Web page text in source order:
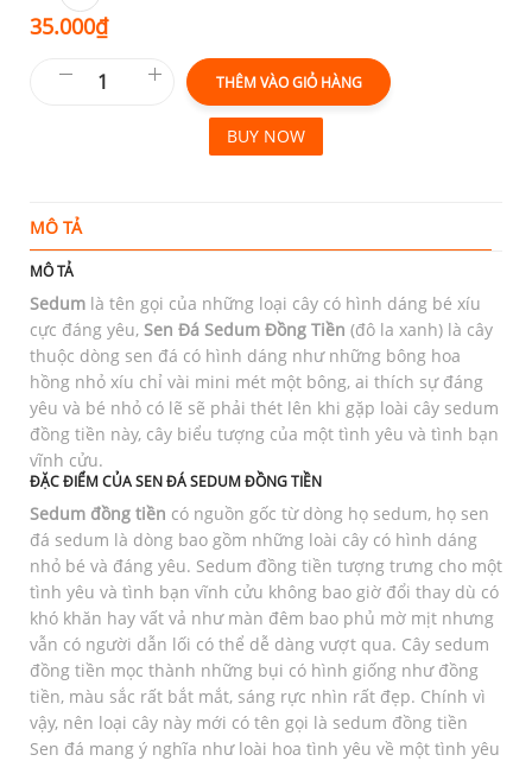
35.000₫
THÊM VÀO GIỎ HÀNG
BUY NOW
MÔ TẢ
MÔ TẢ
Sedum là tên gọi của những loại cây có hình dáng bé xíu
cực đáng yêu, Sen Đá Sedum Đồng Tiền (đô la xanh) là cây
thuộc dòng sen đá có hình dáng như những bông hoa
hồng nhỏ xíu chỉ vài mini mét một bông, ai thích sự đáng
yêu và bé nhỏ có lẽ sẽ phải thét lên khi gặp loài cây sedum
đồng tiền này, cây biểu tượng của một tình yêu và tình bạn
vĩnh cửu.
ĐẶC ĐIỂM CỦA SEN ĐÁ SEDUM ĐỒNG TIỀN
Sedum đồng tiền có nguồn gốc từ dòng họ sedum, họ sen
đá sedum là dòng bao gồm những loài cây có hình dáng
nhỏ bé và đáng yêu. Sedum đồng tiền tượng trưng cho một
tình yêu và tình bạn vĩnh cửu không bao giờ đổi thay dù có
khó khăn hay vất vả như màn đêm bao phủ mờ mịt nhưng
vẫn có người dẫn lối có thể dễ dàng vượt qua. Cây sedum
đồng tiền mọc thành những bụi có hình giống như đồng
tiền, màu sắc rất bắt mắt, sáng rực nhìn rất đẹp. Chính vì
vậy, nên loại cây này mới có tên gọi là sedum đồng tiền
Sen đá mang ý nghĩa như loài hoa tình yêu về một tình yêu